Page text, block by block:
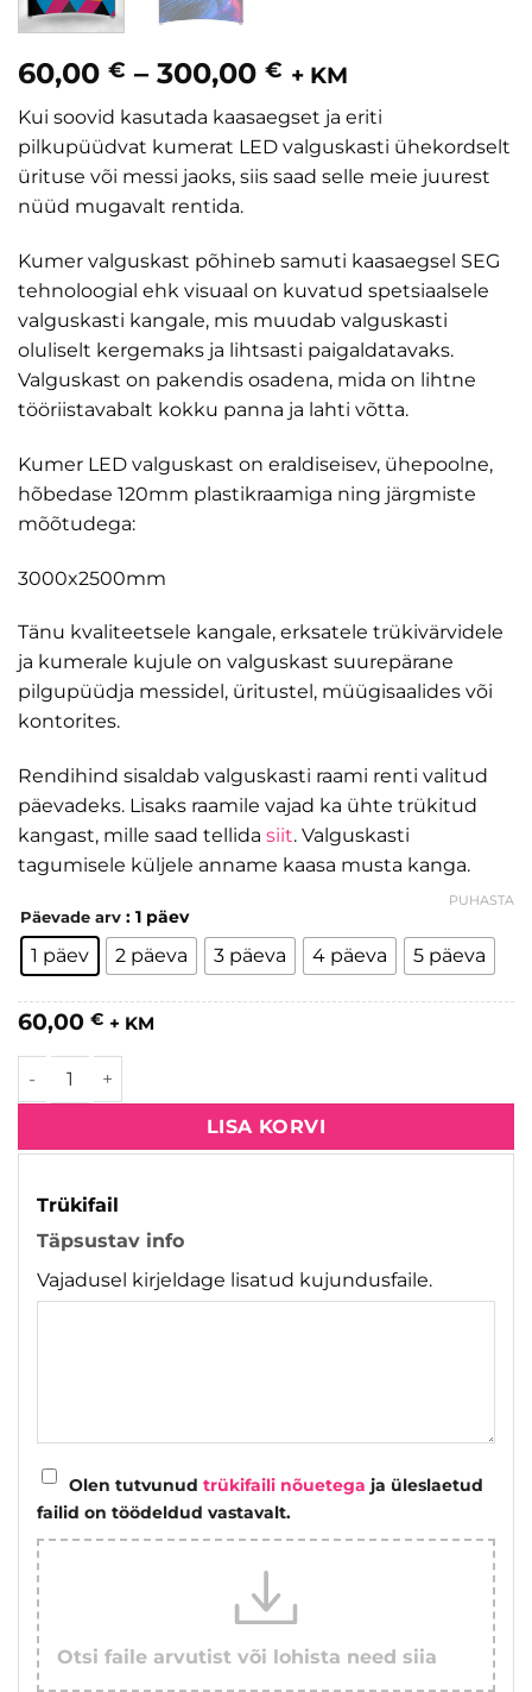
60,00 € – 300,00 € Hinnavahemik:
60,00 €
kuni
300,00 €
+ KM
Kui soovid kasutada kaasaegset ja eriti
pilkupüüdvat kumerat LED valguskasti ühekordselt
ürituse või messi jaoks, siis saad selle meie juurest
nüüd mugavalt rentida.
Kumer valguskast põhineb samuti kaasaegsel SEG
tehnoloogial ehk visuaal on kuvatud spetsiaalsele
valguskasti kangale, mis muudab valguskasti
oluliselt kergemaks ja lihtsasti paigaldatavaks.
Valguskast on pakendis osadena, mida on lihtne
tööriistavabalt kokku panna ja lahti võtta.
Kumer LED valguskast on eraldiseisev, ühepoolne,
hõbedase 120mm plastikraamiga ning järgmiste
mõõtudega:
3000x2500mm
Tänu kvaliteetsele kangale, erksatele trükivärvidele
ja kumerale kujule on valguskast suurepärane
pilgupüüdja messidel, üritustel, müügisaalides või
kontorites.
Rendihind sisaldab valguskasti raami renti valitud
päevadeks. Lisaks raamile vajad ka ühte trükitud
kangast, mille saad tellida siit. Valguskasti
tagumisele küljele anname kaasa musta kanga.
Päevade arv : 1 päev
1 päev 2 päeva 3 päeva 4 päeva 5 päeva
PUHASTA
60,00 € + KM
Kumera LED valguskasti rent kogus
LISA KORVI
Trükifail
Täpsustav info
Vajadusel kirjeldage lisatud kujundusfaile.
Olen tutvunud trükifaili nõuetega ja üleslaetud
failid on töödeldud vastavalt.
Otsi faile arvutist või lohista need siia